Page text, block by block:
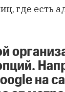
где есть
на